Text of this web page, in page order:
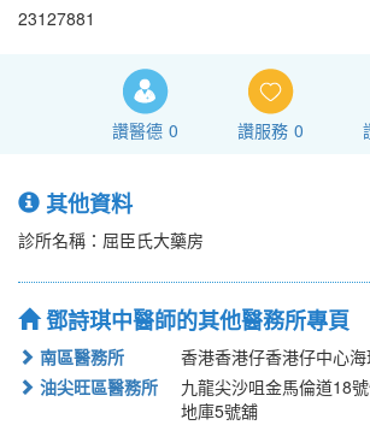
23127881
讚醫德 0 讚服務 0
其他資料
診所名稱：屈臣氏大藥房
鄧詩琪中醫師的其他醫務所專頁
南區醫務所
香港香港仔香港仔中心
油尖旺區醫務所
九龍尖沙咀金馬倫道18
地庫5號舖